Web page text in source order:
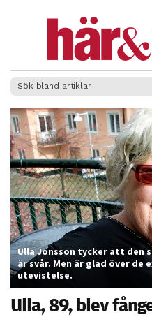
Ulla Jonsson tycker att den
är svår. Men är glad över
utevistelse.
Ulla, 89, blev